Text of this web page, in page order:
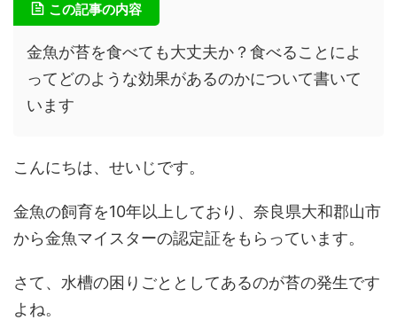
この記事の内容
金魚が苔を食べても大丈夫か？食べることによ
ってどのような効果があるのかについて書いて
います
こんにちは、せいじです。
金魚の飼育を10年以上しており、奈良県大和郡山市
から金魚マイスターの認定証をもらっています。
さて、水槽の困りごととしてあるのが苔の発生です
よね。